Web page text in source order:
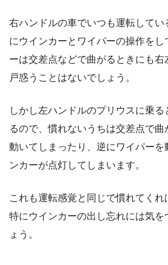
右ハンドルの車でいつも運転して
にウインカーとワイパーの操作をし
ーは交差点などで曲がるときにも右
戸惑うことはないでしょう。
しかし左ハンドルのプリウスに乗
るので、慣れないうちは交差点で
動いてしまったり、逆にワイパーを
ンカーが点灯してしまいます。
これも運転感覚と同じで慣れてくれ
特にウインカーの出し忘れには気を
ょう。